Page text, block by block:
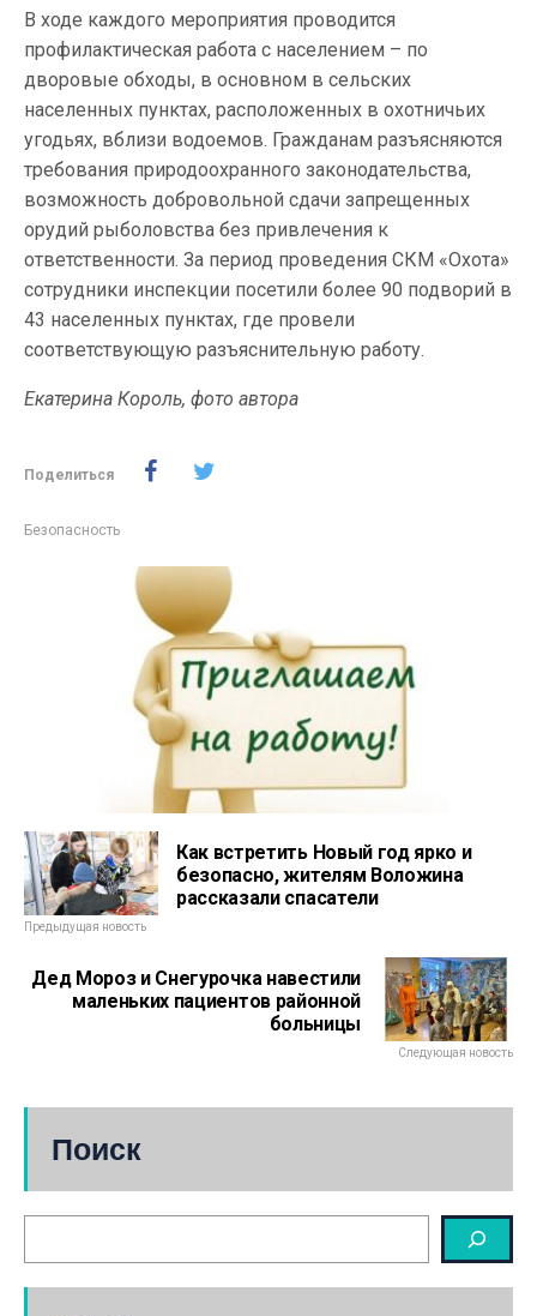
В ходе каждого мероприятия проводится
профилактическая работа с населением – по
дворовые обходы, в основном в сельских
населенных пунктах, расположенных в охотничьих
угодьях, вблизи водоемов. Гражданам разъясняются
требования природоохранного законодательства,
возможность добровольной сдачи запрещенных
орудий рыболовства без привлечения к
ответственности. За период проведения СКМ «Охота»
сотрудники инспекции посетили более 90 подворий в
43 населенных пунктах, где провели
соответствующую разъяснительную работу.
Екатерина Король, фото автора
Поделиться
Безопасность
Как встретить Новый год ярко и
безопасно, жителям Воложина
рассказали спасатели
Предыдущая новость
Дед Мороз и Снегурочка навестили
маленьких пациентов районной
больницы
Следующая новость
Поиск